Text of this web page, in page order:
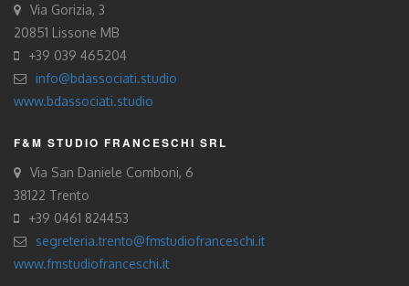
Via Gorizia, 3
20851 Lissone MB
+39 039 465204
info@bdassociati.studio
www.bdassociati.studio
F&M STUDIO FRANCESCHI SRL
Via San Daniele Comboni, 6
38122 Trento
+39 0461 824453
segreteria.trento@fmstudiofranceschi.it
www.fmstudiofranceschi.it